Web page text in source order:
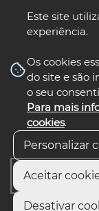
Este site
experiência.
Os cookies
do site e são
o seu
Para mais
cookies.
Personalizar
Aceitar
Desativar
nos
Início